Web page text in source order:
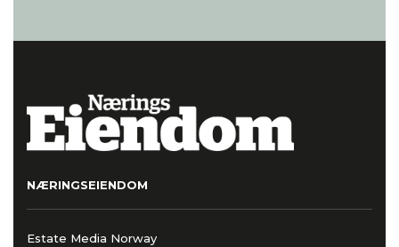
NÆRINGSEIENDOM
Estate Media Norway